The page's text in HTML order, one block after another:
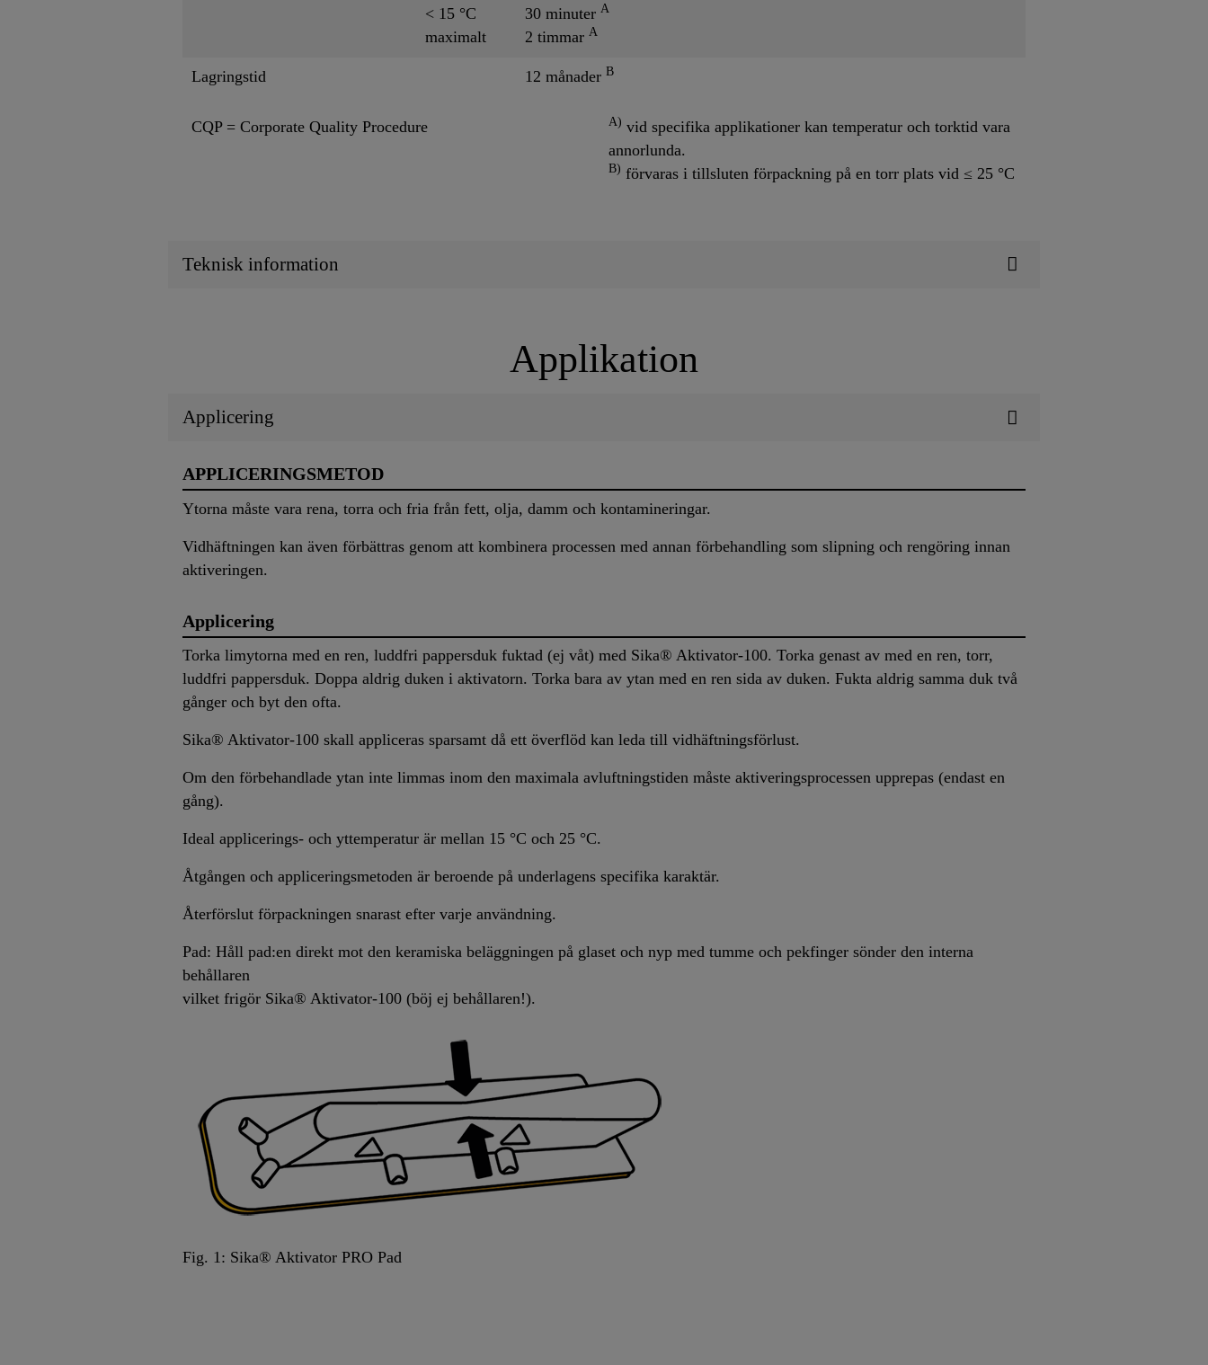
< 15 °C
maximalt
30 minuter A
2 timmar A
Lagringstid 12 månader B
CQP = Corporate Quality Procedure A) vid specifika applikationer kan temperatur och torktid vara
annorlunda.
B) förvaras i tillsluten förpackning på en torr plats vid ≤ 25 °C
Teknisk information
Applikation
Applicering
APPLICERINGSMETOD
Ytorna måste vara rena, torra och fria från fett, olja, damm och kontamineringar.
Vidhäftningen kan även förbättras genom att kombinera processen med annan förbehandling som slipning och rengöring innan
aktiveringen.
Applicering
Torka limytorna med en ren, luddfri pappersduk fuktad (ej våt) med Sika® Aktivator-100. Torka genast av med en ren, torr,
luddfri pappersduk. Doppa aldrig duken i aktivatorn. Torka bara av ytan med en ren sida av duken. Fukta aldrig samma duk två
gånger och byt den ofta.
Sika® Aktivator-100 skall appliceras sparsamt då ett överflöd kan leda till vidhäftningsförlust.
Om den förbehandlade ytan inte limmas inom den maximala avluftningstiden måste aktiveringsprocessen upprepas (endast en
gång).
Ideal applicerings- och yttemperatur är mellan 15 °C och 25 °C.
Åtgången och appliceringsmetoden är beroende på underlagens specifika karaktär.
Återförslut förpackningen snarast efter varje användning.
Pad: Håll pad:en direkt mot den keramiska beläggningen på glaset och nyp med tumme och pekfinger sönder den interna
behållaren
vilket frigör Sika® Aktivator-100 (böj ej behållaren!).
Fig. 1: Sika® Aktivator PRO Pad